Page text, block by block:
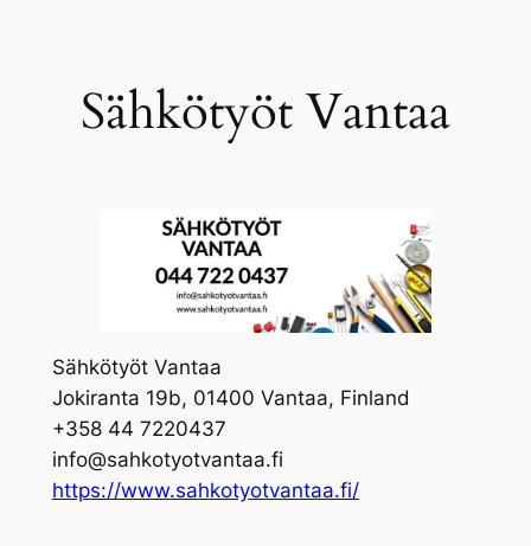
Sähkötyöt Vantaa
Sähkötyöt Vantaa
Jokiranta 19b, 01400 Vantaa, Finland
+358 44 7220437
info@sahkotyotvantaa.fi
https://www.sahkotyotvantaa.fi/